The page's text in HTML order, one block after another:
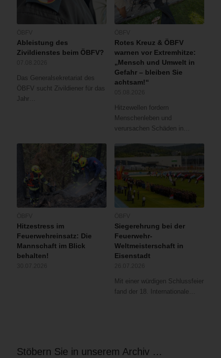
Ableistung des
Zivildienstes beim ÖBFV?
Das Generalsekretariat des
ÖBFV sucht Zivildiener für das
Jahr…
Rotes Kreuz & ÖBFV
warnen vor Extremhitze:
„Mensch und Umwelt in
Gefahr – bleiben Sie
achtsam!“
Hitzewellen fordern
Menschenleben und
verursachen Schäden in…
Hitzestress im
Feuerwehreinsatz: Die
Mannschaft im Blick
behalten!
Siegerehrung bei der
Feuerwehr-
Weltmeisterschaft in
Eisenstadt
Mit einer würdigen Schlussfeier
fand der 18. Internationale…
Stöbern Sie in unserem Archiv …